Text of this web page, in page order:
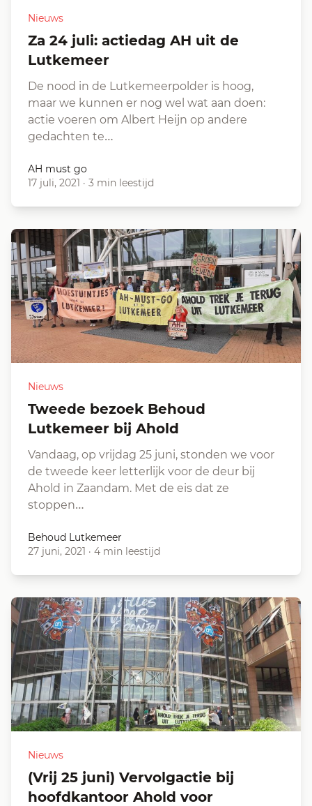
Nieuws
za 24 juli: actiedag AH uit de
Lutkemeer
De nood in de Lutkemeerpolder is hoog,
maar we kunnen er nog wel wat aan doen:
actie voeren om Albert Heijn op andere
gedachten te…
AH must go
17 juli, 2021 · 3 min leestijd
Nieuws
Tweede bezoek Behoud
Lutkemeer bij Ahold
Vandaag, op vrijdag 25 juni, stonden we voor
de tweede keer letterlijk voor de deur bij
Ahold in Zaandam. Met de eis dat ze
stoppen…
Behoud Lutkemeer
27 juni, 2021 · 4 min leestijd
Nieuws
(vrij 25 juni) Vervolgactie bij
hoofdkantoor Ahold voor